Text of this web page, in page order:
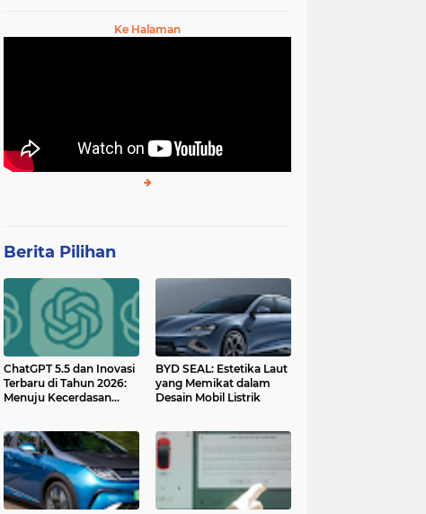
Ke Halaman
Berita Pilihan
ChatGPT 5.5 dan Inovasi
Terbaru di Tahun 2026:
Menuju Kecerdasan
BYD SEAL: Estetika Laut
yang Memikat dalam
Desain Mobil Listrik